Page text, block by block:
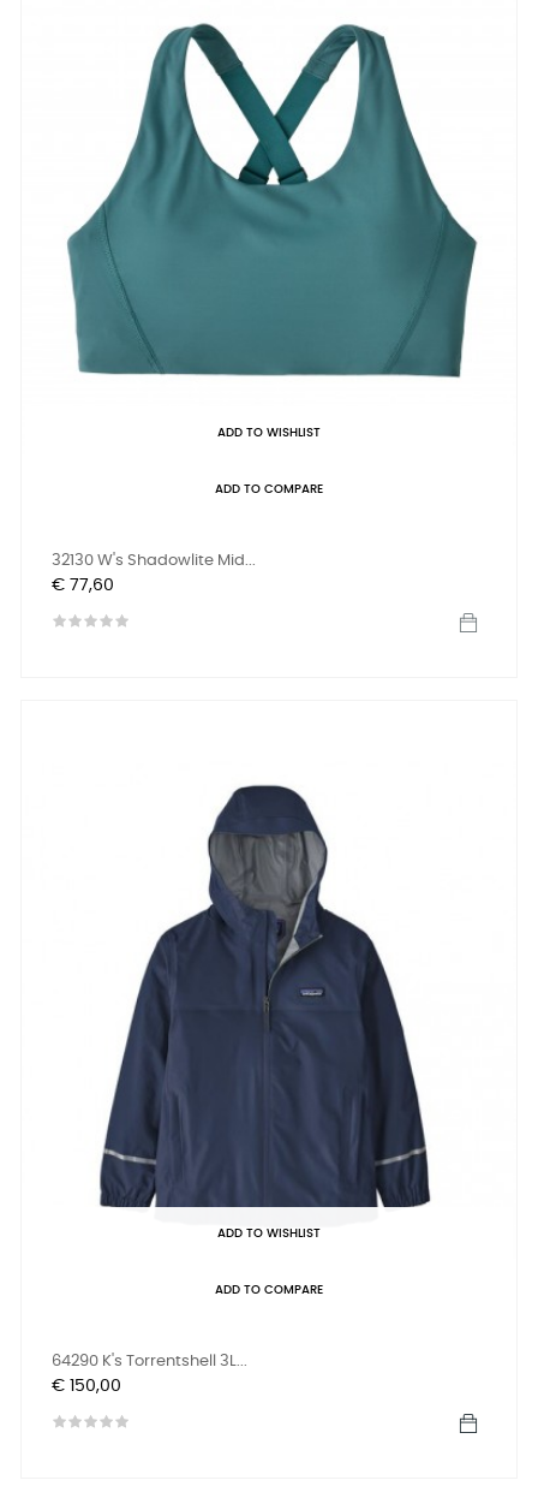
ADD TO WISHLIST
ADD TO COMPARE
32130 W's Shadowlite Mid...
Prijs
€ 77,60
ADD TO WISHLIST
ADD TO COMPARE
64290 K's Torrentshell 3L...
Prijs
€ 150,00